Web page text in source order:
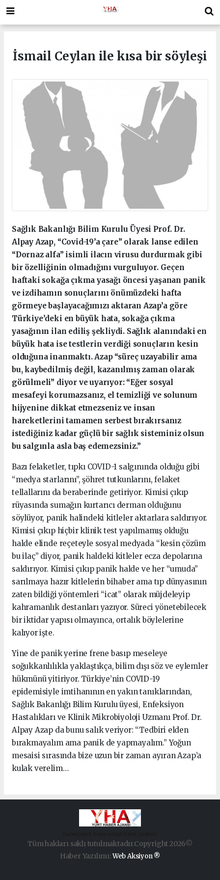
İsmail Ceylan ile kısa bir söyleşi
Sağlık Bakanlığı Bilim Kurulu Üyesi Prof. Dr.
Alpay Azap, “Covid-19’a çare” olarak lanse edilen
“Dornaz alfa” isimli ilacın virusu durdurmak gibi
bir özelliğinin olmadığını vurguluyor. Geçen
haftaki sokağa çıkma yasağı öncesi yaşanan panik
ve izdihamın sonuçlarını önümüzdeki hafta
görmeye başlayacağımızı aktaran Azap’a göre
Türkiye’deki en büyük hata, sokağa çıkma
yasağının ilan ediliş şekliydi. Sağlık alanındaki en
büyük hata ise testlerin verdiği sonuçların kesin
olduğuna inanmaktı. Azap “süreç uzayabilir ama
bu, kaybedilmiş değil, kazanılmış zaman olarak
görülmeli” diyor ve uyarıyor: “Eğer sosyal
mesafeyi korumazsanız, el temizliği ve solunum
hijyenine dikkat etmezseniz ve insan
hareketlerini tamamen serbest bırakırsanız
istediğiniz kadar güçlü bir sağlık sisteminiz olsun
bu salgınla asla baş edemezsiniz.”
Bazı felaketler, tıpkı COVID-1 salgınında olduğu gibi
“medya starlarını”, şöhret tutkunlarını, felaket
tellallarını da beraberinde getiriyor. Kimisi çıkıp
rüyasında sumağın kurtarıcı derman olduğunu
söylüyor, panik halindeki kitleler aktarlara saldırıyor.
Kimisi çıkıp hiçbir klinik test yapılmamış olduğu
halde elinde reçeteyle sosyal medyada “kesin çözüm
bu ilaç” diyor, panik haldeki kitleler ecza depolarına
saldırıyor. Kimisi çıkıp panik halde ve her “umuda”
sarılmaya hazır kitlelerin bihaber ama tıp dünyasının
zaten bildiği yöntemleri “icat” olarak müjdeleyip
kahramanlık destanları yazıyor. Süreci yönetebilecek
bir iktidar yapısı olmayınca, ortalık böylelerine
kalıyor işte.
Yine de panik yerine frene basıp meseleye
soğukkanlılıkla yaklaştıkça, bilim dışı söz ve eylemler
hükmünü yitiriyor. Türkiye’nin COVID-19
epidemisiyle imtihanının en yakın tanıklarından,
Sağlık Bakanlığı Bilim Kurulu üyesi, Enfeksiyon
Hastalıkları ve Klinik Mikrobiyoloji Uzmanı Prof. Dr.
Alpay Azap da bunu salık veriyor: “Tedbiri elden
bırakmayalım ama panik de yapmayalım.” Yoğun
mesaisi sırasında bize uzun bir zaman ayıran Azap’a
kulak verelim…
Tüm hakları saklı tutulmaktadır.Copyright 2026©
Haber Yazılımı:Web Aksiyon ®